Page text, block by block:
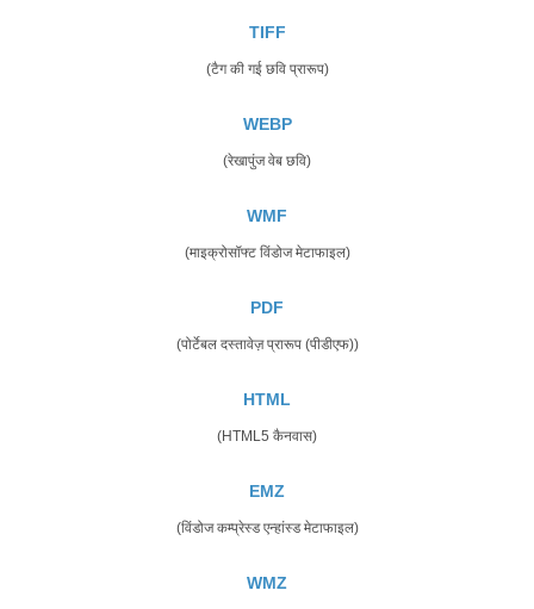
TIFF
(टैग की गई छवि प्रारूप)
WEBP
(रेखापुंज वेब छवि)
WMF
(माइक्रोसॉफ्ट विंडोज मेटाफाइल)
PDF
(पोर्टेबल दस्तावेज़ प्रारूप (पीडीएफ))
HTML
(HTML5 कैनवास)
EMZ
(विंडोज कम्प्रेस्ड एन्हांस्ड मेटाफाइल)
WMZ